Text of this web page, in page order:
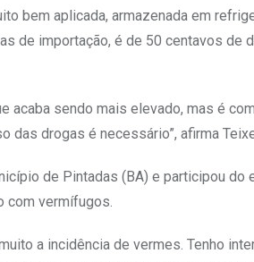
bem aplicada, armazenada em
de importação, é de 50 centavos de
acaba sendo mais elevado, mas é
das drogas é necessário”, afirma
de Pintadas (BA) e participou do
com vermífugos.
a incidência de vermes. Tenho